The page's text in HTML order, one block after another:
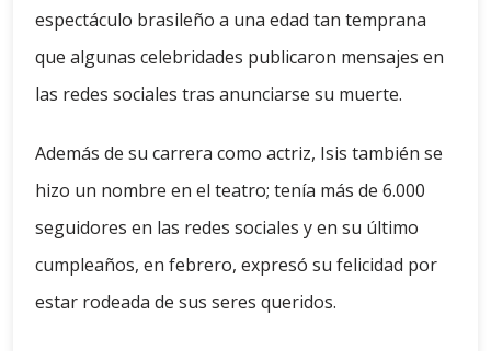
espectáculo brasileño a una edad tan temprana
que algunas celebridades publicaron mensajes en
las redes sociales tras anunciarse su muerte.
Además de su carrera como actriz, Isis también se
hizo un nombre en el teatro; tenía más de 6.000
seguidores en las redes sociales y en su último
cumpleaños, en febrero, expresó su felicidad por
estar rodeada de sus seres queridos.